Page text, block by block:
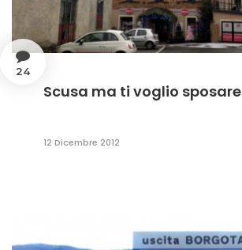
24
Scusa ma ti voglio sposare
12 Dicembre 2012